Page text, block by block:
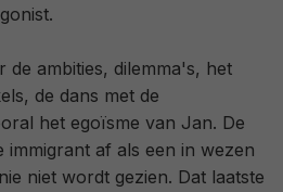
de ambities, dilemma's, het
de dans met de
het egoïsme van Jan. De
immigrant af als een in wezen
niet wordt gezien. Dat laatste